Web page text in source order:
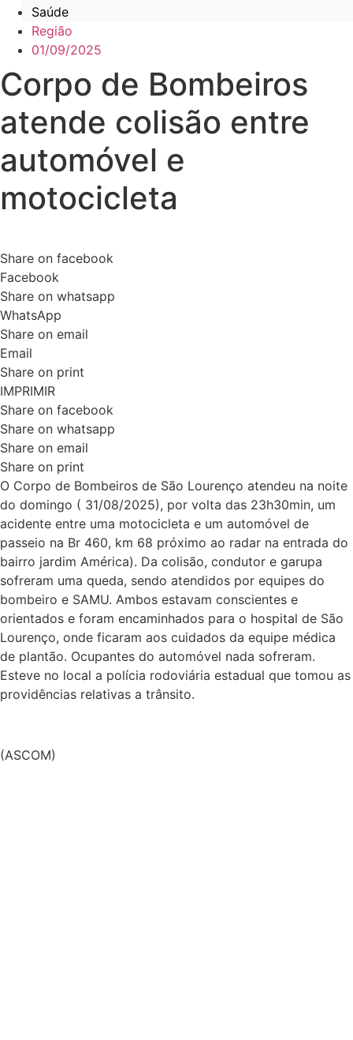
Saúde
Região
01/09/2025
Corpo de Bombeiros
atende colisão entre
automóvel e
motocicleta
Share on facebook
Facebook
Share on whatsapp
WhatsApp
Share on email
Email
Share on print
IMPRIMIR
Share on facebook
Share on whatsapp
Share on email
Share on print
O Corpo de Bombeiros de São Lourenço atendeu na noite
do domingo ( 31/08/2025), por volta das 23h30min, um
acidente entre uma motocicleta e um automóvel de
passeio na Br 460, km 68 próximo ao radar na entrada do
bairro jardim América). Da colisão, condutor e garupa
sofreram uma queda, sendo atendidos por equipes do
bombeiro e SAMU. Ambos estavam conscientes e
orientados e foram encaminhados para o hospital de São
Lourenço, onde ficaram aos cuidados da equipe médica
de plantão. Ocupantes do automóvel nada sofreram.
Esteve no local a polícia rodoviária estadual que tomou as
providências relativas a trânsito.
(ASCOM)